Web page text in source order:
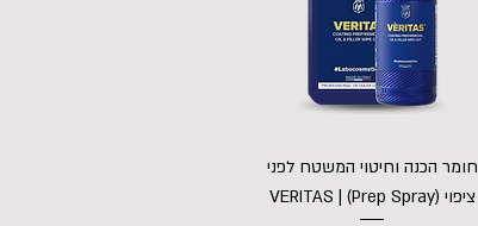
חומר הכנה וחיטוי המשטח לפני
ציפוי (Prep Spray) | VERITAS